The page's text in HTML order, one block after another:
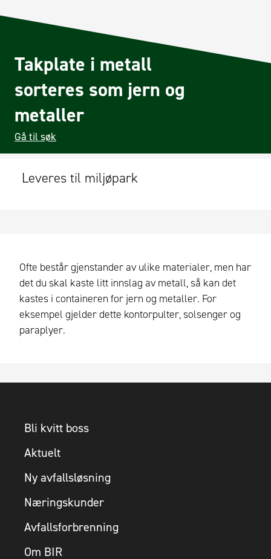
Takplate i metall
sorteres som jern og
metaller
Gå til søk
Leveres til miljøpark
Ofte består gjenstander av ulike materialer, men har
det du skal kaste litt innslag av metall, så kan det
kastes i containeren for jern og metaller. For
eksempel gjelder dette kontorpulter, solsenger og
paraplyer.
Bli kvitt boss
Aktuelt
Ny avfallsløsning
Næringskunder
Avfallsforbrenning
Om BIR